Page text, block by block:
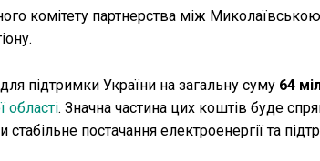
комітету партнерства між
підтримки України на загальну суму 64
області. Значна частина цих коштів буде
постачання електроенергії та